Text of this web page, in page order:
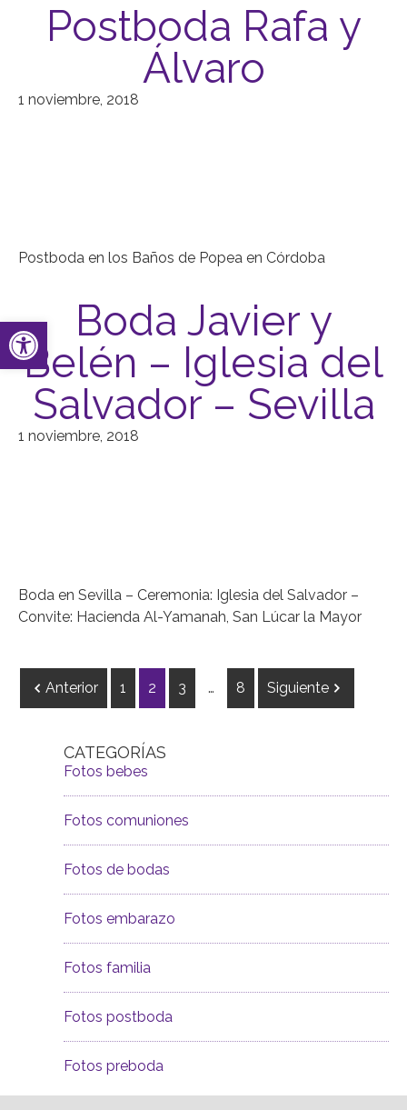
Postboda Rafa y
Álvaro
1 noviembre, 2018
Postboda en los Baños de Popea en Córdoba
Boda Javier y
Belén – Iglesia del
Salvador – Sevilla
1 noviembre, 2018
Boda en Sevilla – Ceremonia: Iglesia del Salvador –
Convite: Hacienda Al-Yamanah, San Lúcar la Mayor
Anterior 1 2 3 … 8 Siguiente
CATEGORÍAS
Fotos bebes
Fotos comuniones
Fotos de bodas
Fotos embarazo
Fotos familia
Fotos postboda
Fotos preboda
Abrir barra de herramientas